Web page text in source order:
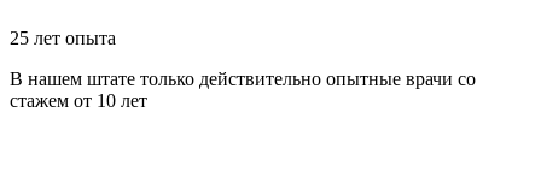
25 лет опыта
В нашем штате только действительно опытные врачи со
стажем от 10 лет